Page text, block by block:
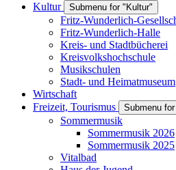
Kultur
Submenu for "Kultur"
Fritz-Wunderlich-
Fritz-Wunderlich-Halle
Kreis- und Stadtbücherei
Kreisvolkshochschule
Musikschulen
Stadt- und Heimatmuseum
Wirtschaft
Freizeit, Tourismus
Submenu
Sommermusik
Sommermusik 2026
Sommermusik 2025
Vitalbad